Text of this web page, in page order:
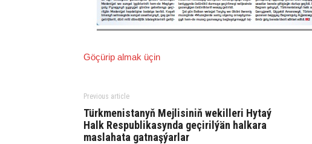
Göçürip almak üçin
Previous article
Türkmenistanyň Mejlisiniň wekilleri Hytaý
Halk Respublikasynda geçirilýän halkara
maslahata gatnaşýarlar